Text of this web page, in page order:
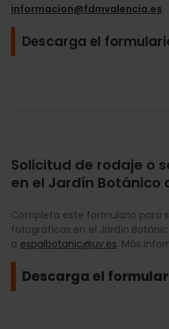
informacion@fdmvalencia.es
Descarga el
Solicitud de rodaje o
en el Jardín Botánico
Completa este formulario para
fotográficas en el Jardín
a espaibotanic@uv.es. Más
Descarga el